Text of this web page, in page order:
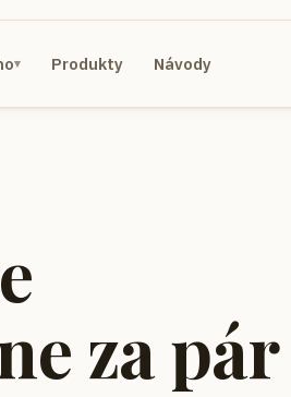
▾ Produkty Návody
za pár